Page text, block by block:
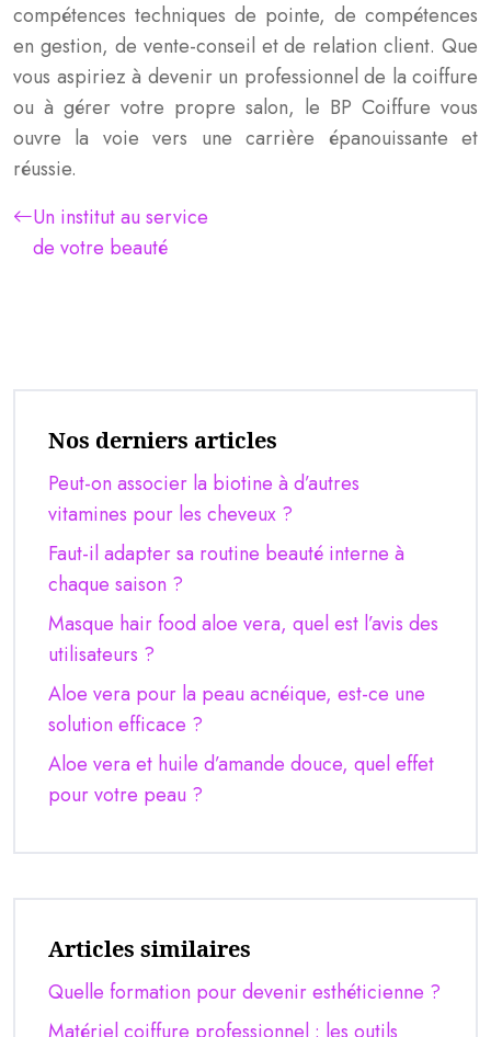
compétences techniques de pointe, de compétences
en gestion, de vente-conseil et de relation client. Que
vous aspiriez à devenir un professionnel de la coiffure
ou à gérer votre propre salon, le BP Coiffure vous
ouvre la voie vers une carrière épanouissante et
réussie.
Un institut au service
de votre beauté
Nos derniers articles
Peut-on associer la biotine à d’autres
vitamines pour les cheveux ?
Faut-il adapter sa routine beauté interne à
chaque saison ?
Masque hair food aloe vera, quel est l’avis des
utilisateurs ?
Aloe vera pour la peau acnéique, est-ce une
solution efficace ?
Aloe vera et huile d’amande douce, quel effet
pour votre peau ?
Articles similaires
Quelle formation pour devenir esthéticienne ?